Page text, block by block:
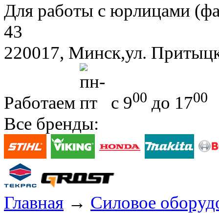
Для работы с юрлицами
43
220017, Минск,ул.
Работаем с 900 до 1700
Все бренды:
Главная → Силовое